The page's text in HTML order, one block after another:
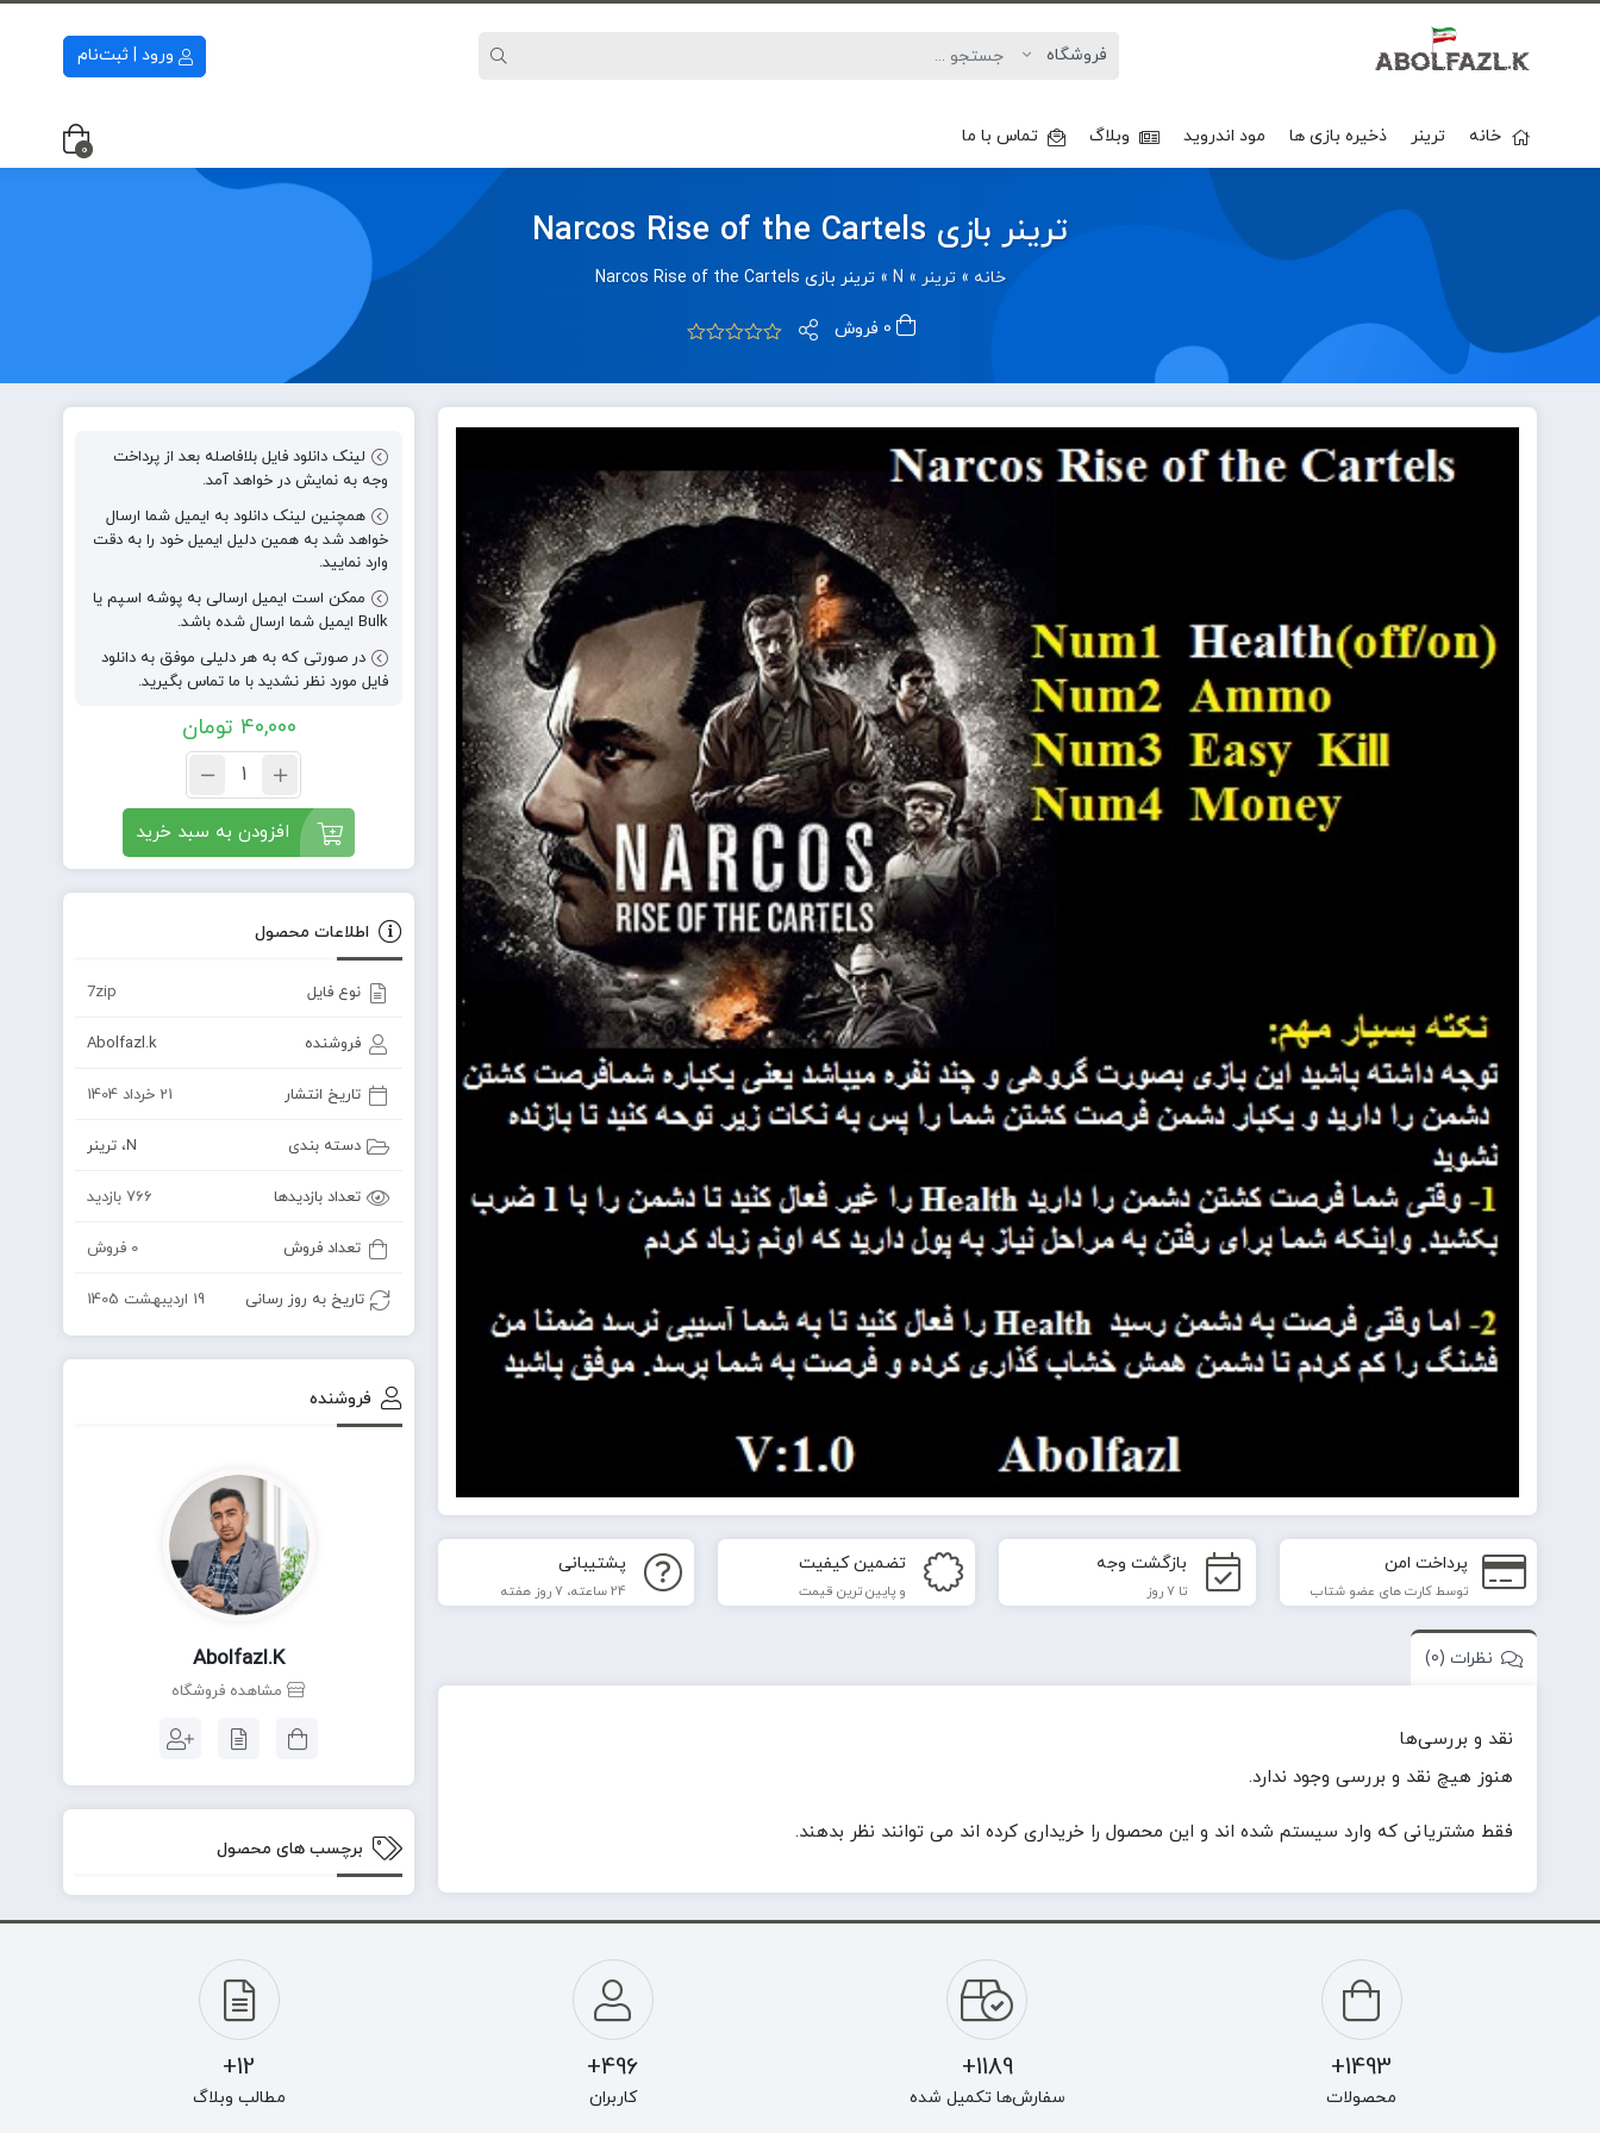
ورود | ثبت‌نام
خانه ترینر ذخیره بازی ها مود اندروید وبلاگ تماس با ما
0
ترینر بازی Narcos Rise of the Cartels
خانه »ترینر »
N
»ترینر بازی Narcos Rise of the Cartels
پرداخت امن
توسط کارت های عضو شتاب
بازگشت وجه
تا 7 روز
تضمین کیفیت
و پایین ترین قیمت
پشتیبانی
24 ساعته، 7 روز هفته
نظرات (0)
نقد و بررسی‌ها
هنوز هیچ نقد و بررسی وجود ندارد.
فقط مشتریانی که وارد سیستم شده اند و این محصول را خریداری کرده اند می توانند نظر بدهند.
لینک دانلود فایل بلافاصله بعد از پرداخت
وجه به نمایش در خواهد آمد.
همچنین لینک دانلود به ایمیل شما ارسال
خواهد شد به همین دلیل ایمیل خود را به دقت
وارد نمایید.
ممکن است ایمیل ارسالی به پوشه اسپم یا
Bulk ایمیل شما ارسال شده باشد.
در صورتی که به هر دلیلی موفق به دانلود
فایل مورد نظر نشدید با ما تماس بگیرید.
40,000 تومان
افزودن به سبد خرید
اطلاعات محصول
نوع فایل 7zip
فروشنده Abolfazl.k
تاریخ انتشار 21 خرداد 1404
دسته بندی N، ترینر
تعداد بازدیدها 766 بازدید
تعداد فروش 0 فروش
تاریخ به روز رسانی 19 اردیبهشت 1405
فروشنده
Abolfazl.k
مشاهده فروشگاه
برچسب های محصول
1493+
محصولات
1189+
سفارش‌ها تکمیل شده
496+
کاربران
12+
مطالب وبلاگ